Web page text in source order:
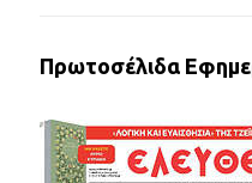
Πρωτοσέλιδα